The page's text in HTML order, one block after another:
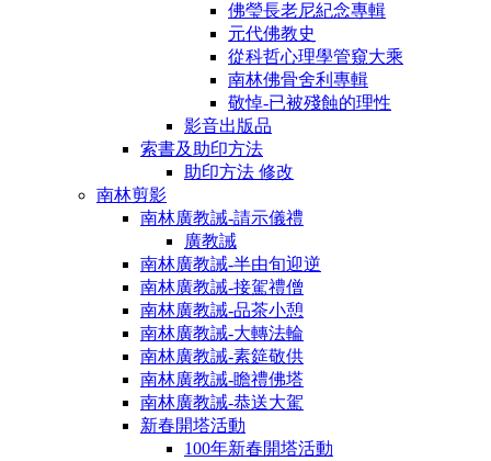
佛瑩長老尼紀念專輯
元代佛教史
從科哲心理學管窺大乘
南林佛骨舍利專輯
敬悼-已被殘蝕的理性
影音出版品
索書及助印方法
助印方法 修改
南林剪影
南林廣教誡-請示儀禮
廣教誡
南林廣教誡-半由旬迎逆
南林廣教誡-接駕禮僧
南林廣教誡-品茶小憩
南林廣教誡-大轉法輪
南林廣教誡-素筵敬供
南林廣教誡-瞻禮佛塔
南林廣教誡-恭送大駕
新春開塔活動
100年新春開塔活動